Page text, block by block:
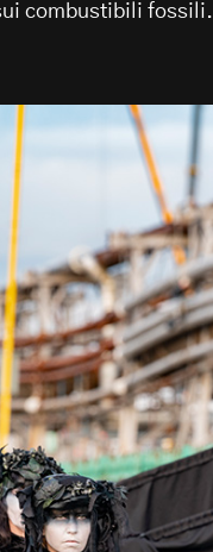
combustibili fossili.